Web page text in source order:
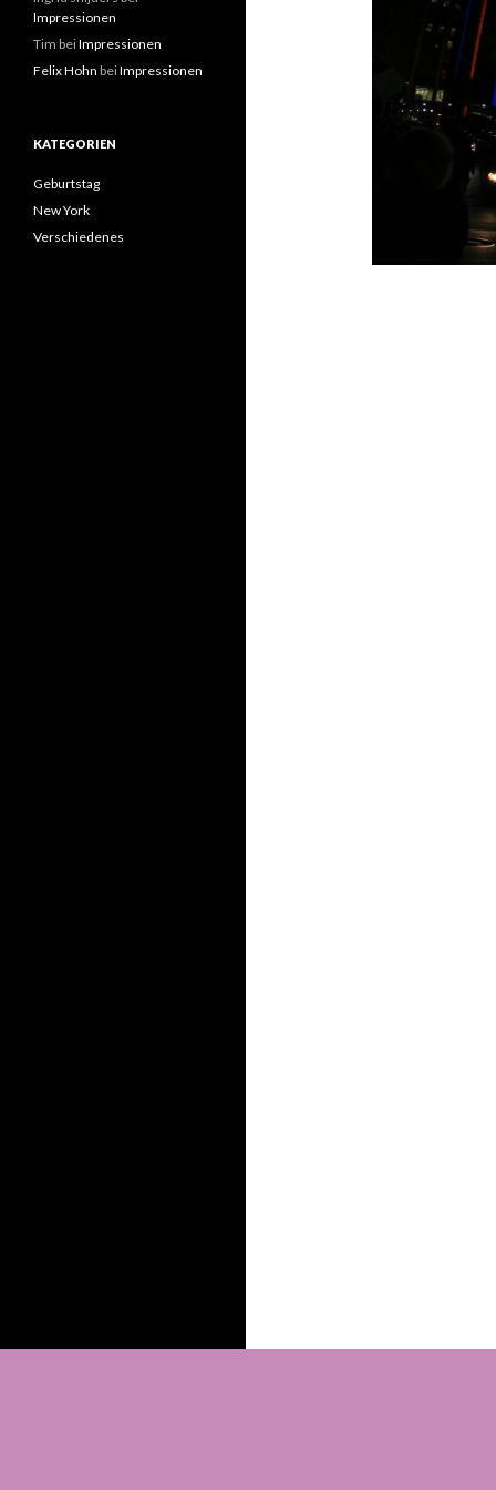
Impressionen
Tim beiImpressionen
Felix Hohn beiImpressionen
KATEGORIEN
Geburtstag
New York
Verschiedenes